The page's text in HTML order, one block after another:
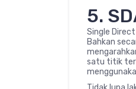
5.
Single
Bahkan
satu titik